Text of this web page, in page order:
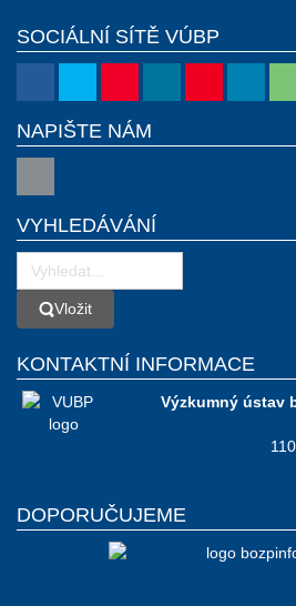
SOCIÁLNÍ SÍTĚ VÚBP
NAPIŠTE NÁM
VYHLEDÁVÁNÍ
VložitVložit
KONTAKTNÍ INFORMACE
Výzkumný ústav
DOPORUČUJEME